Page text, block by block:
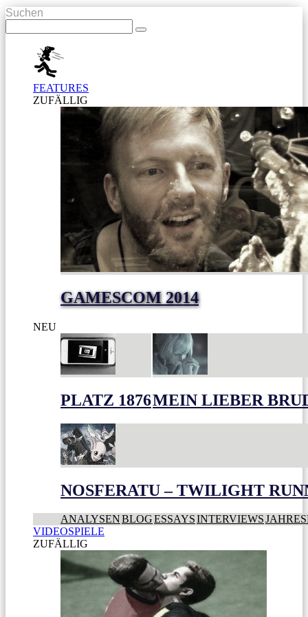
Suchen
FEATURES
ZUFÄLLIG
GAMESCOM 2014
NEU
PLATZ 1876MEIN LIEBER
NOSFERATU – TWILIGHT
ANALYSENBLOGESSAYSINTERVIEWS
VIDEOSPIELE
ZUFÄLLIG